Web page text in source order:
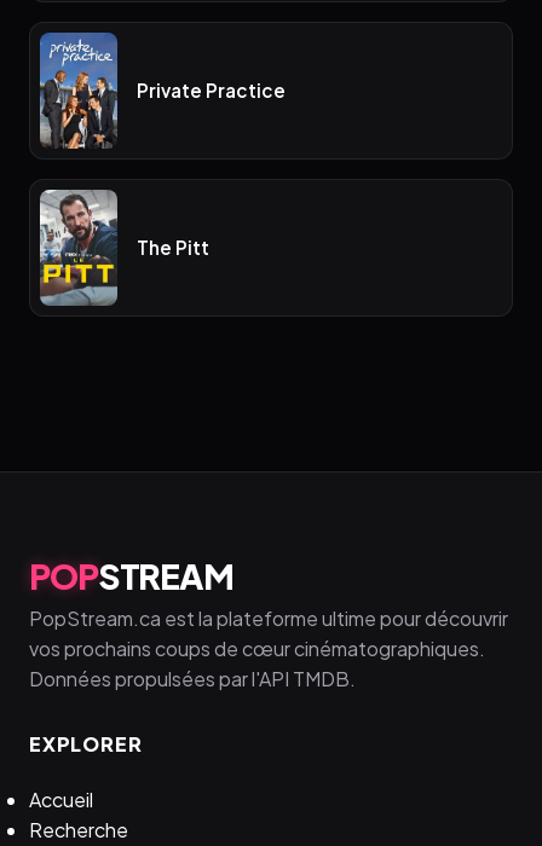
Private Practice
The Pitt
POPSTREAM
PopStream.ca est la plateforme ultime pour découvrir
vos prochains coups de cœur cinématographiques.
Données propulsées par l'API TMDB.
EXPLORER
Accueil
Recherche